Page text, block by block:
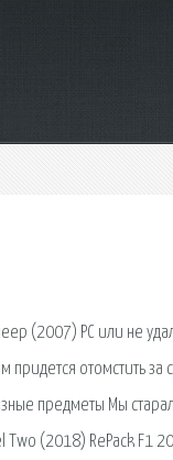
(2007) PC или не
отомстить за
предметы Мы
(2018) RePack F1